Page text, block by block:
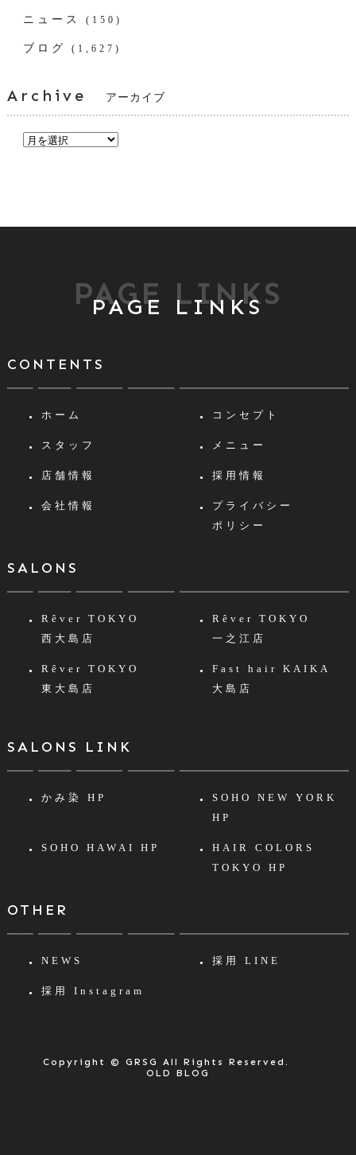
ニュース (150)
ブログ (1,627)
Archive アーカイブ
PAGE LINKS
PAGE LINKS
CONTENTS
ホーム コンセプト
スタッフ メニュー
店舗情報 採用情報
会社情報
プライバシー
ポリシー
SALONS
Rêver TOKYO
西大島店
Rêver TOKYO
一之江店
Rêver TOKYO
東大島店
Fast hair KAIKA
大島店
SALONS LINK
かみ染 HP
SOHO NEW YORK
HP
SOHO HAWAI HP
HAIR COLORS
TOKYO HP
OTHER
NEWS 採用 LINE
採用 Instagram
Copyright © GRSG All Rights Reserved.
OLD BLOG